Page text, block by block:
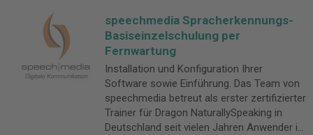
speechmedia Spracherkennungs-
Basiseinzelschulung per
Fernwartung
Installation und Konfiguration Ihrer
Software sowie Einführung. Das Team von
speechmedia betreut als erster zertifizierter
Trainer für Dragon NaturallySpeaking in
Deutschland seit vielen Jahren Anwender in